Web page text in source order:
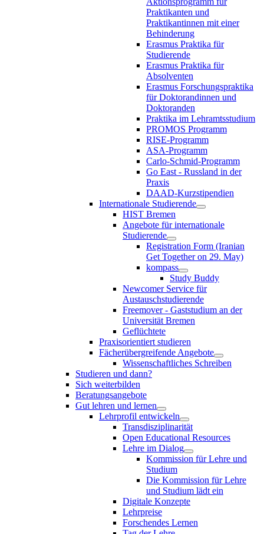
Praktikanten und
Praktikantinnen mit einer
Behinderung
Erasmus Praktika für
Studierende
Erasmus Praktika für
Absolventen
Erasmus Forschungspraktika
für Doktorandinnen und
Doktoranden
Praktika im Lehramtsstudium
PROMOS Programm
RISE-Programm
ASA-Programm
Carlo-Schmid-Programm
Go East - Russland in der
Praxis
DAAD-Kurzstipendien
Internationale Studierende
HIST Bremen
Angebote für internationale
Studierende
Registration Form (Iranian
Get Together on 29. May)
kompass
Study Buddy
Newcomer Service für
Austauschstudierende
Freemover - Gaststudium an der
Universität Bremen
Geflüchtete
Praxisorientiert studieren
Fächerübergreifende Angebote
Wissenschaftliches Schreiben
Studieren und dann?
Sich weiterbilden
Beratungsangebote
Gut lehren und lernen
Lehrprofil entwickeln
Transdisziplinarität
Open Educational Resources
Lehre im Dialog
Kommission für Lehre und
Studium
Die Kommission für Lehre
und Studium lädt ein
Digitale Konzepte
Lehrpreise
Forschendes Lernen